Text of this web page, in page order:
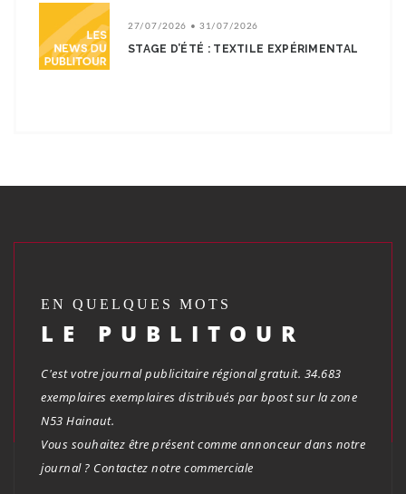
27/07/2026 • 31/07/2026
STAGE D’ÉTÉ : TEXTILE EXPÉRIMENTAL
EN QUELQUES MOTS
LE PUBLITOUR
C'est votre journal publicitaire régional gratuit. 34.683
exemplaires exemplaires distribués par bpost sur la zone
N53 Hainaut.
Vous souhaitez être présent comme annonceur dans notre
journal ? Contactez notre commerciale